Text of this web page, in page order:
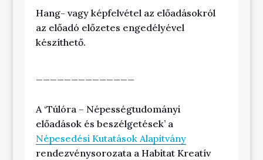
Hang- vagy képfelvétel az előadásokról
az előadó előzetes engedélyével
készíthető.
A ‘Túlóra – Népességtudományi
előadások és beszélgetések’ a
Népesedési Kutatások Alapítvány
rendezvénysorozata a Habitat Kreatív